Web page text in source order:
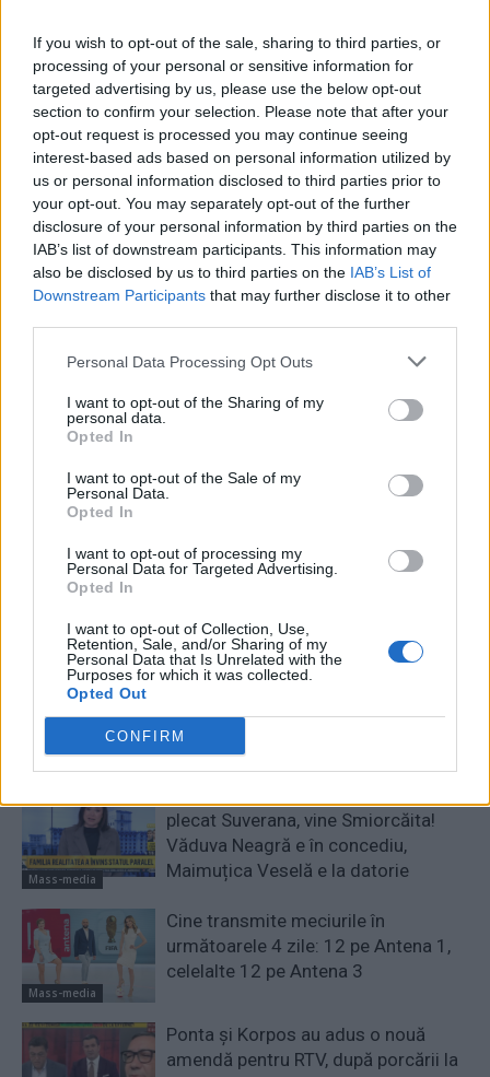
If you wish to opt-out of the sale, sharing to third parties, or
processing of your personal or sensitive information for
targeted advertising by us, please use the below opt-out
section to confirm your selection. Please note that after your
opt-out request is processed you may continue seeing
interest-based ads based on personal information utilized by
us or personal information disclosed to third parties prior to
your opt-out. You may separately opt-out of the further
disclosure of your personal information by third parties on the
IAB’s list of downstream participants. This information may
also be disclosed by us to third parties on the IAB’s List of
Downstream Participants that may further disclose it to other
Personal Data Processing Opt Outs
I want to opt-out of the Sharing of my
personal data.
Opted In
I want to opt-out of the Sale of my
Personal Data.
Opted In
I want to opt-out of processing my
Personal Data for Targeted Advertising.
Opted In
I want to opt-out of Collection, Use,
Retention, Sale, and/or Sharing of my
Personal Data that Is Unrelated with the
Purposes for which it was collected.
Opted Out
CONFIRM
TAGS a murit Horia Alexandrescu
Cum încearcă să scape de
Laura Vicol (PSD), manelistul
Leo de la Strehaia, și
„Patroana”, mama acestuia
Șeful cancelariei lui ÎPS
Covid la 47 de ani. Era
Redacţia
RELATED ARTICLES
Mass-media
plecat Suverana, vine Smiorcăita!
Văduva Neagră e în concediu,
Maimuțica Veselă e la datorie
Mass-media
Cine transmite meciurile în
următoarele 4 zile: 12 pe Antena 1,
celelalte 12 pe Antena 3
Ponta și Korpos au adus o nouă
amendă pentru RTV, după porcării la